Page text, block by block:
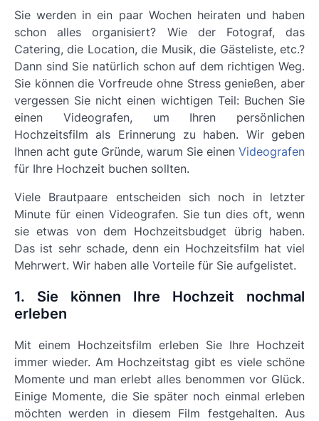
Sie werden in ein paar Wochen heiraten und haben
schon alles organisiert? Wie der Fotograf, das
Catering, die Location, die Musik, die Gästeliste, etc.?
Dann sind Sie natürlich schon auf dem richtigen Weg.
Sie können die Vorfreude ohne Stress genießen, aber
vergessen Sie nicht einen wichtigen Teil: Buchen Sie
einen Videografen, um Ihren persönlichen
Hochzeitsfilm als Erinnerung zu haben. Wir geben
Ihnen acht gute Gründe, warum Sie einen Videografen
für Ihre Hochzeit buchen sollten.
Viele Brautpaare entscheiden sich noch in letzter
Minute für einen Videografen. Sie tun dies oft, wenn
sie etwas von dem Hochzeitsbudget übrig haben.
Das ist sehr schade, denn ein Hochzeitsfilm hat viel
Mehrwert. Wir haben alle Vorteile für Sie aufgelistet.
1. Sie können Ihre Hochzeit nochmal
erleben
Mit einem Hochzeitsfilm erleben Sie Ihre Hochzeit
immer wieder. Am Hochzeitstag gibt es viele schöne
Momente und man erlebt alles benommen vor Glück.
Einige Momente, die Sie später noch einmal erleben
möchten werden in diesem Film festgehalten. Aus